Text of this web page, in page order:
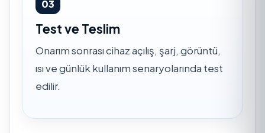
03
Test ve Teslim
Onarım sonrası cihaz açılış, şarj, görüntü,
ısı ve günlük kullanım senaryolarında test
edilir.